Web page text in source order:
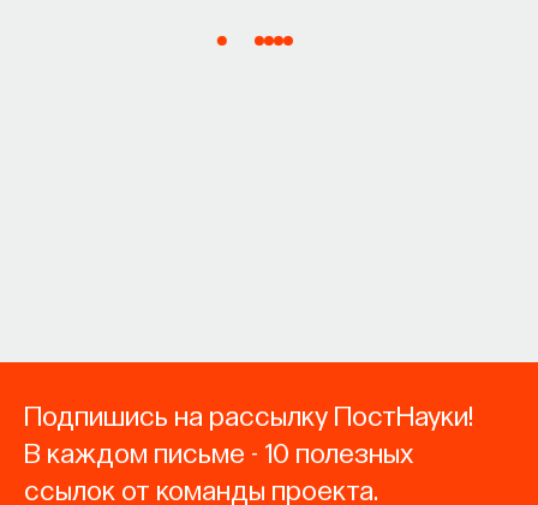
Подпишись на рассылку ПостНауки!
В каждом письме - 10 полезных
ссылок от команды проекта.